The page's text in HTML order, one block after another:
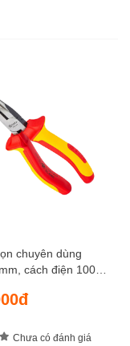
chuyên dùng
cách điện 1000V
Chưa có đánh giá